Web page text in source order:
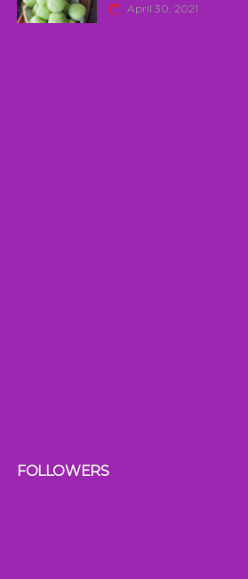
April 30, 2021
FOLLOWERS